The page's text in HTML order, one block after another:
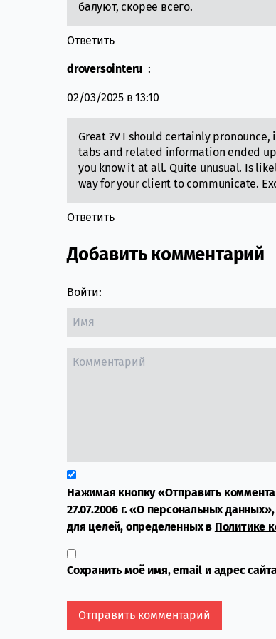
балуют, скорее всего.
Ответить
droversointeru :
02/03/2025 в 13:10
Great ?V I should certainly
tabs and related information ended
you know it at all. Quite unusual. Is
way for your client to communicate.
Ответить
Добавить комментарий
Войти:
Нажимая кнопку «Отправить
27.07.2006 г. «О персональных
для целей, определенных в Политике
Сохранить моё имя, email и адрес